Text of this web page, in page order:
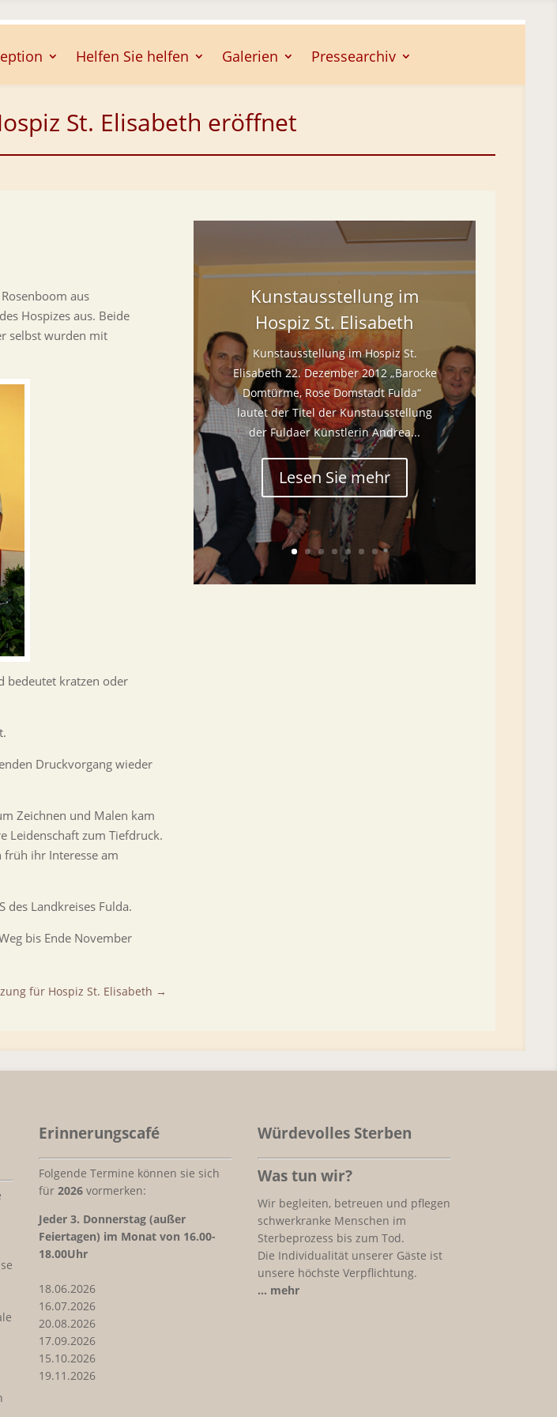
Helfen Sie helfen Galerien Pressearchiv
St. Elisabeth eröffnet
aus
Hospizes aus. Beide
selbst wurden mit
bedeutet kratzen oder
Druckvorgang wieder
Zeichnen und Malen kam
Leidenschaft zum Tiefdruck.
ihr Interesse am
des Landkreises Fulda.
bis Ende November
für Hospiz St. Elisabeth →
Kunstausstellung im
Hospiz St. Elisabeth
Kunstausstellung im Hospiz St.
Elisabeth 22. Dezember 2012 „Barocke
Domtürme, Rose Domstadt Fulda“
lautet der Titel der Kunstausstellung
der Fuldaer Künstlerin Andrea...
Lesen Sie mehr
Erinnerungscafé
Folgende Termine können sie sich
für2026 vormerken:
Jeder 3. Donnerstag (außer
Feiertagen) im Monat von 16.00-
18.00Uhr
18.06.2026
16.07.2026
20.08.2026
17.09.2026
15.10.2026
19.11.2026
Würdevolles Sterben
Was tun wir?
Wir begleiten, betreuen und pflegen
schwerkranke Menschen im
Sterbeprozess bis zum Tod.
Die Individualität unserer Gäste ist
unsere höchste Verpflichtung.
… mehr